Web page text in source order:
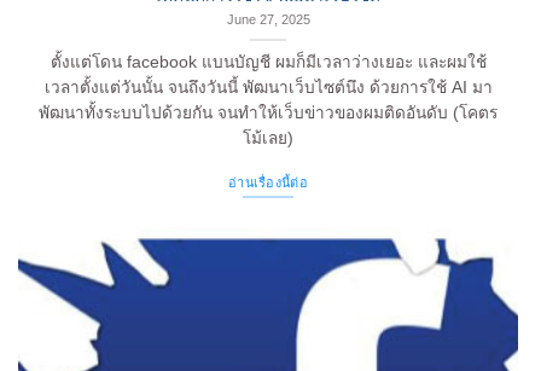
June 27, 2025
ตั้งแต่โดน facebook แบนบัญชี ผมก็มีเวลาว่างเยอะ และผมใช้
เวลาตั้งแต่วันนั้น จนถึงวันนี้ พัฒนาเว็บไซต์นึง ด้วยการใช้ AI มา
พัฒนาทั้งระบบไปด้วยกัน จนทำให้เว็บข่าวของผมติดอันดับ (โคตร
โม้เลย)
อ่านเรื่องนี้ต่อ